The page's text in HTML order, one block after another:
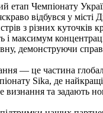
етап Чемпіонату
відбувся у місті
з різних куточків
і максимум
демонструючи
— це частина
Sika, де
визнання та задають